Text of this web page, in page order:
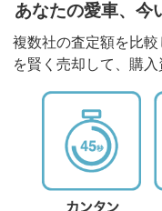
あなたの愛車、今
複数社の査定額を比
を賢く売却して、購